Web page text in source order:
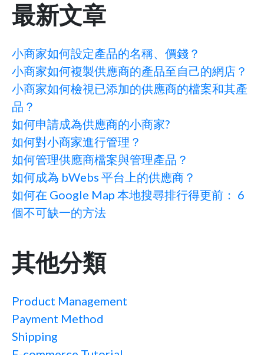
最新文章
小商家如何設定產品的名稱、價錢？
小商家如何複製供應商的產品至自己的網店？
小商家如何檢視已添加的供應商的檔案和其產
品？
如何申請成為供應商的小商家?
如何對小商家進行管理？
如何管理供應商檔案與管理產品？
如何成為 bWebs 平台上的供應商？
如何在 Google Map 本地搜尋排行得更前： 6
個不可缺一的方法
其他分類
Product Management
Payment Method
Shipping